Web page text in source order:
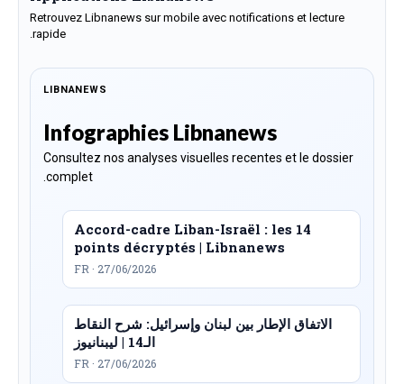
Retrouvez Libnanews sur mobile avec notifications et lecture
rapide.
LIBNANEWS
Infographies Libnanews
Consultez nos analyses visuelles recentes et le dossier
complet.
Accord-cadre Liban-Israël : les 14
points décryptés | Libnanews
FR · 27/06/2026
الاتفاق الإطار بين لبنان وإسرائيل: شرح النقاط
الـ14 | ليبنانيوز
FR · 27/06/2026